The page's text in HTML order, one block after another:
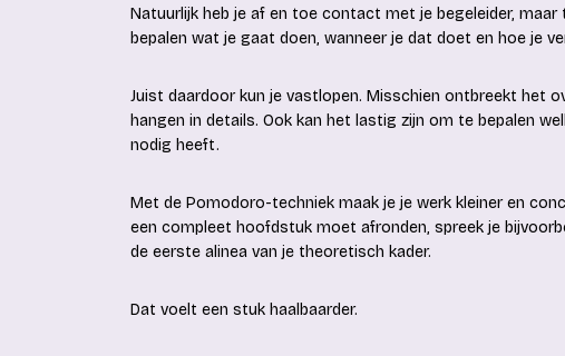
Natuurlijk heb je af en toe contact met je begeleider,
bepalen wat je gaat doen, wanneer je dat doet en hoe je
Juist daardoor kun je vastlopen. Misschien ontbreekt het
hangen in details. Ook kan het lastig zijn om te bepalen
nodig heeft.
Met de Pomodoro-techniek maak je je werk kleiner en
een compleet hoofdstuk moet afronden, spreek je
de eerste alinea van je theoretisch kader.
Dat voelt een stuk haalbaarder.